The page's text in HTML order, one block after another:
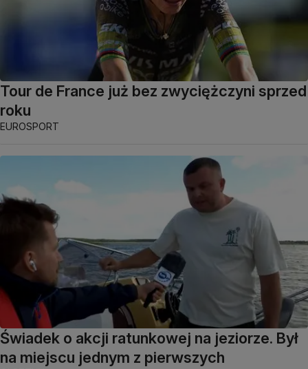
Tour de France już bez zwyciężczyni sprzed
roku
EUROSPORT
Świadek o akcji ratunkowej na jeziorze. Był
na miejscu jednym z pierwszych